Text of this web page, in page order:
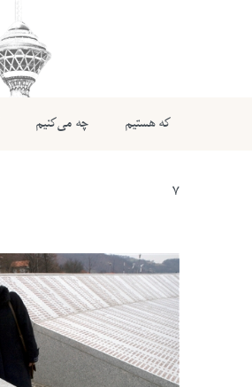
که هستیم چه می‌کنیم
7